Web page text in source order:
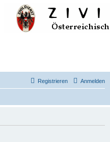
Anmelden
Registrieren